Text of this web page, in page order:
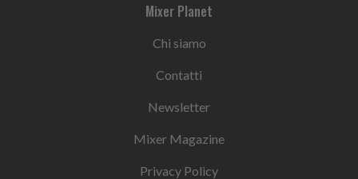
Mixer Planet
Chi siamo
Contatti
Newsletter
Mixer Magazine
Privacy Policy